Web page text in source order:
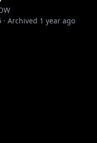
· Archived 1 year ago